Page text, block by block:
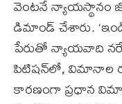
వెంటనే న్యాయస్థానం
డిమాండ్ చేశారు.
పేరుతో న్యాయవాది
పిటిషన్‌లో, విమానాల
కారణంగా ప్రధాన